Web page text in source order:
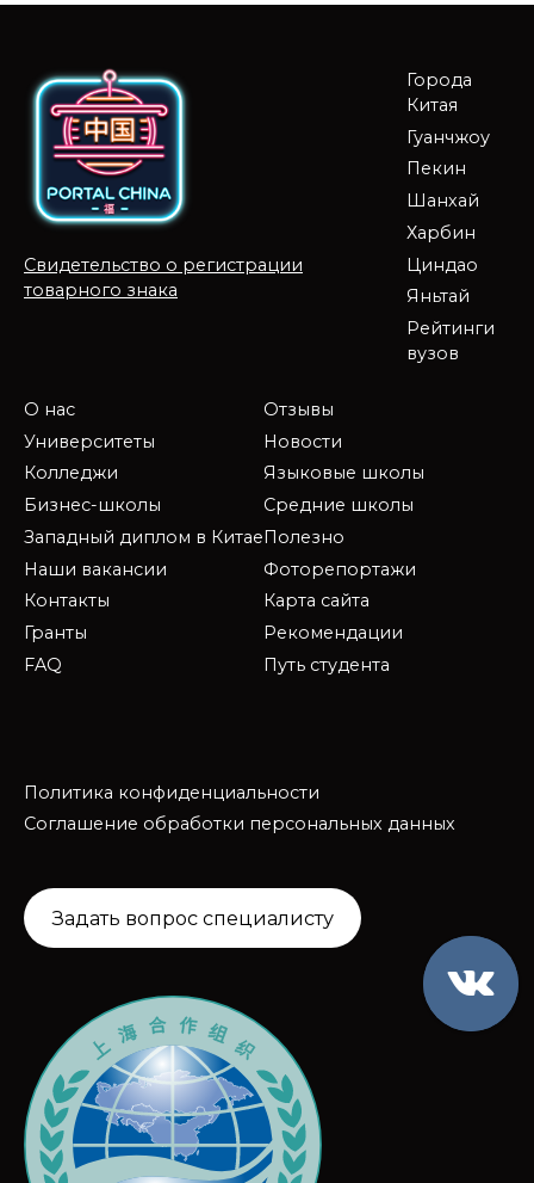
Свидетельство о регистрации
товарного знака
Города
Китая
Гуанчжоу
Пекин
Шанхай
Харбин
Циндао
Яньтай
Рейтинги
вузов
О нас
Университеты
Колледжи
Бизнес-школы
Западный диплом в Китае
Наши вакансии
Контакты
Гранты
FAQ
Отзывы
Новости
Языковые школы
Средние школы
Полезно
Фоторепортажи
Карта сайта
Рекомендации
Путь студента
Политика конфиденциальности
Соглашение обработки персональных данных
Задать вопрос специалисту